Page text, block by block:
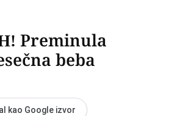
Preminula
beba
kao Google izvor